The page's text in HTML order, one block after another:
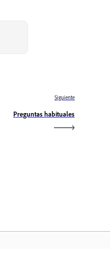
Siguiente
Preguntas habituales